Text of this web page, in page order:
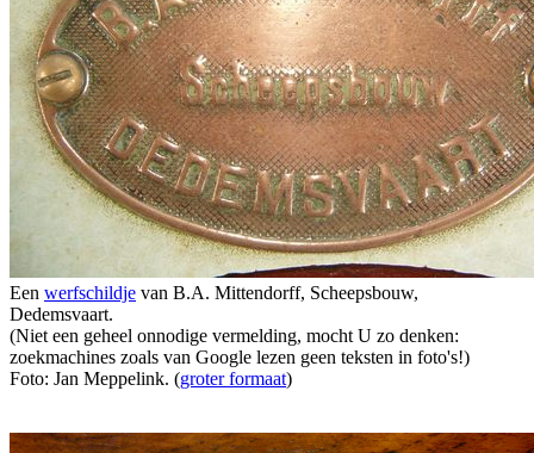
Een werfschildje van B.A. Mittendorff, Scheepsbouw,
Dedemsvaart.
(Niet een geheel onnodige vermelding, mocht U zo denken:
zoekmachines zoals van Google lezen geen teksten in foto's!)
Foto: Jan Meppelink. (groter formaat)